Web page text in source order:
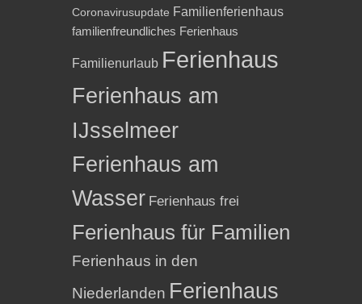
Coronavirusupdate Familienferienhaus
familienfreundliches Ferienhaus
Familienurlaub Ferienhaus
Ferienhaus am
IJsselmeer
Ferienhaus am
Wasser Ferienhaus frei
Ferienhaus für Familien
Ferienhaus in den
Niederlanden Ferienhaus